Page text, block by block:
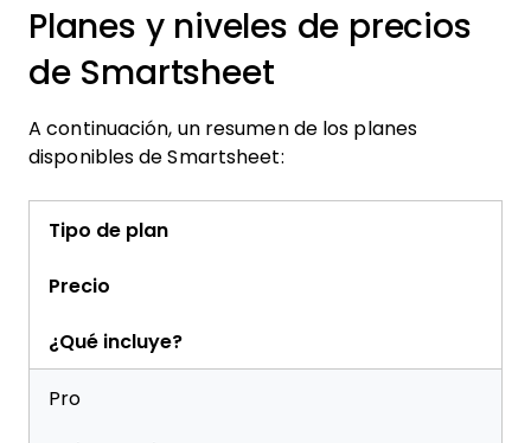
Planes y niveles de precios
de Smartsheet
A continuación, un resumen de los planes
disponibles de Smartsheet:
Tipo de plan
Precio
¿Qué incluye?
Pro